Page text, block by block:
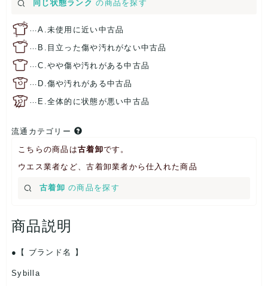
同じ状態ランク の商品を探す
…A.未使用に近い中古品
… B.目立った傷や汚れがない中古品
…C.やや傷や汚れがある中古品
… D.傷や汚れがある中古品
… E.全体的に状態が悪い中古品
流通カテゴリー
こちらの商品は古着卸です。
ウエス業者など、古着卸業者から仕入れた商品
古着卸 の商品を探す
商品説明
【 ブランド名 】
Sybilla